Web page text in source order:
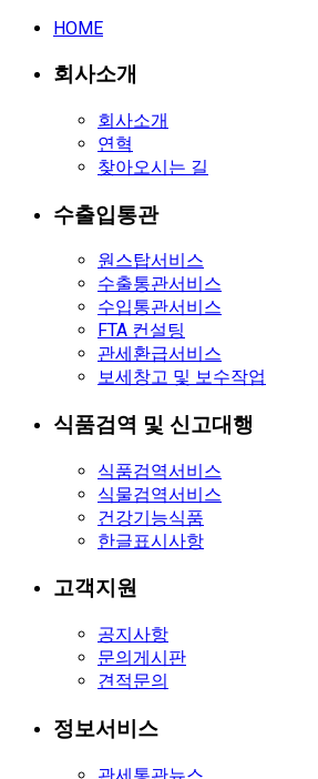
HOME
회사소개
회사소개
연혁
찾아오시는 길
수출입통관
원스탑서비스
수출통관서비스
수입통관서비스
FTA 컨설팅
관세환급서비스
보세창고 및 보수작업
식품검역 및 신고대행
식품검역서비스
식물검역서비스
건강기능식품
한글표시사항
고객지원
공지사항
문의게시판
견적문의
정보서비스
관세통관뉴스